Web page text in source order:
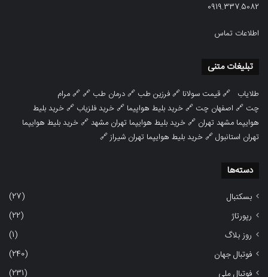
0919.337.5082
اطلاعات تماس
تبلیغات متنی
طلایاب 🔗قیمت سولانا 🔗فرزین طب 🔗درمان طب 🔗 🔗مرام
چت 🔗 اصفهان چت 🔗خرید بلیط هواپیما 🔗خرید فلزیاب 🔗خرید بلیط
هوایپما مشهد تهران 🔗خرید بلیط هوایپما تهران مشهد🔗خرید بلیط هوایپما
تهران استانبول🔗خرید بلیط هوایپما تهران شیراز🔗
دسته‌ها
بسکتبال
(27)
رپورتاژ
(22)
روز بلاگ
(1)
فوتبال جهان
(240)
فوتبال ملی
(231)